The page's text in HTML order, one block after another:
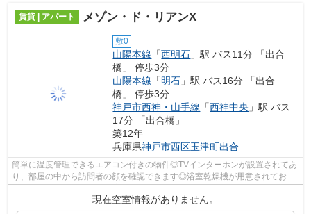
賃貸 | アパート メゾン・ド・リアンX
敷0
山陽本線 「西明石 」駅 バス11分 「出合
橋」 停歩3分
山陽本線 「明石 」駅 バス16分 「出合
橋」 停歩3分
神戸市西神・山手線 「西神中央 」駅 バス
17分 「出合橋」
築12年
兵庫県神戸市西区玉津町出合
簡単に温度管理できるエアコン付きの物件◎TVインターホンが設置されてあ
り、部屋の中から訪問者の顔を確認できます◎浴室乾燥機が用意されており
現在空室情報がありません。